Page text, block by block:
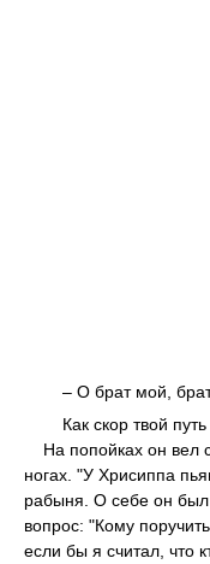
– О брат мой, брат,
Как скор твой путь
На попойках он вел
ногах. "У Хрисиппа
рабыня. О себе он был
вопрос: "Кому
если бы я считал, что